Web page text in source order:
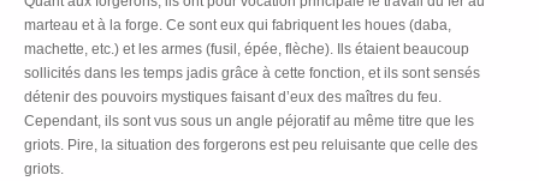
marteau et à la forge. Ce sont eux qui fabriquent les houes (daba,
machette, etc.) et les armes (fusil, épée, flèche). Ils étaient beaucoup
sollicités dans les temps jadis grâce à cette fonction, et ils sont sensés
détenir des pouvoirs mystiques faisant d’eux des maîtres du feu.
Cependant, ils sont vus sous un angle péjoratif au même titre que les
griots. Pire, la situation des forgerons est peu reluisante que celle des
griots.